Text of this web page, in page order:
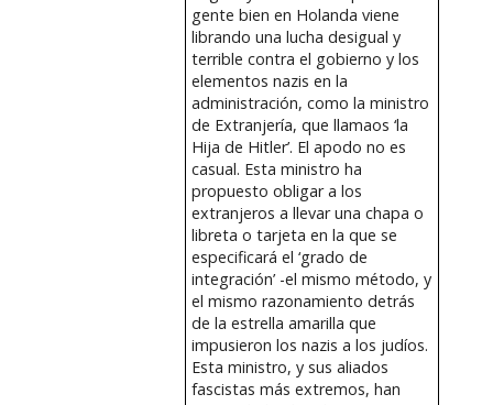
gente bien en Holanda viene
librando una lucha desigual y
terrible contra el gobierno y los
elementos nazis en la
administración, como la ministro
de Extranjería, que llamaos ‘la
Hija de Hitler’. El apodo no es
casual. Esta ministro ha
propuesto obligar a los
extranjeros a llevar una chapa o
libreta o tarjeta en la que se
especificará el ‘grado de
integración’ -el mismo método, y
el mismo razonamiento detrás
de la estrella amarilla que
impusieron los nazis a los judíos.
Esta ministro, y sus aliados
fascistas más extremos, han